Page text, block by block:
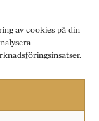
av cookies på din